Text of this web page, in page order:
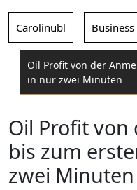
Carolinubl Business
Oil Profit von der
in nur zwei Minuten
Oil Profit
bis zum
zwei Minuten